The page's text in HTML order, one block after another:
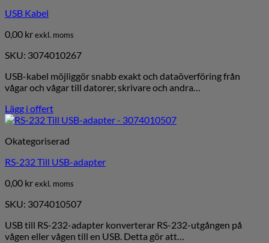
USB Kabel
0,00 krexkl. moms
SKU: 3074010267
USB-kabel möjliggör snabb exakt och dataöverföring från
vågar och vågar till datorer, skrivare och andra…
Lägg i offert
Okategoriserad
RS-232 Till USB-adapter
0,00 krexkl. moms
SKU: 3074010507
USB till RS-232-adapter konverterar RS-232-utgången på
vågen eller vågen till en USB. Detta gör att…